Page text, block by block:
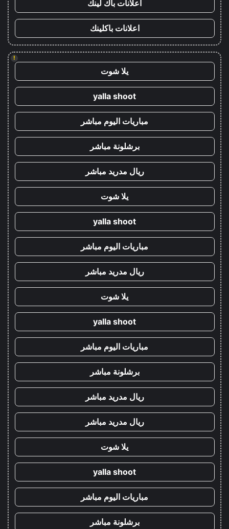
اعلانات باك لينك
اعلانات باكلينك
!
يلا شوت
yalla shoot
مباريات اليوم مباشر
برشلونة مباشر
ريال مدريد مباشر
يلا شوت
yalla shoot
مباريات اليوم مباشر
ريال مدريد مباشر
يلا شوت
yalla shoot
مباريات اليوم مباشر
برشلونة مباشر
ريال مدريد مباشر
ريال مدريد مباشر
يلا شوت
yalla shoot
مباريات اليوم مباشر
برشلونة مباشر